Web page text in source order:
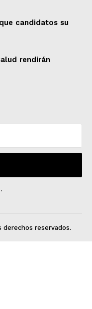
candidatos su
rendirán
.
reservados.